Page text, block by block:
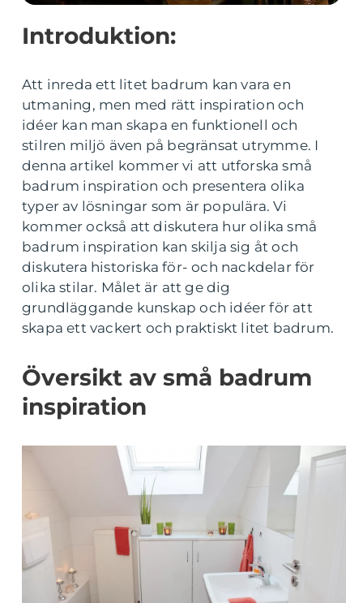
Introduktion:
Att inreda ett litet badrum kan vara en
utmaning, men med rätt inspiration och
idéer kan man skapa en funktionell och
stilren miljö även på begränsat utrymme. I
denna artikel kommer vi att utforska små
badrum inspiration och presentera olika
typer av lösningar som är populära. Vi
kommer också att diskutera hur olika små
badrum inspiration kan skilja sig åt och
diskutera historiska för- och nackdelar för
olika stilar. Målet är att ge dig
grundläggande kunskap och idéer för att
skapa ett vackert och praktiskt litet badrum.
Översikt av små badrum
inspiration